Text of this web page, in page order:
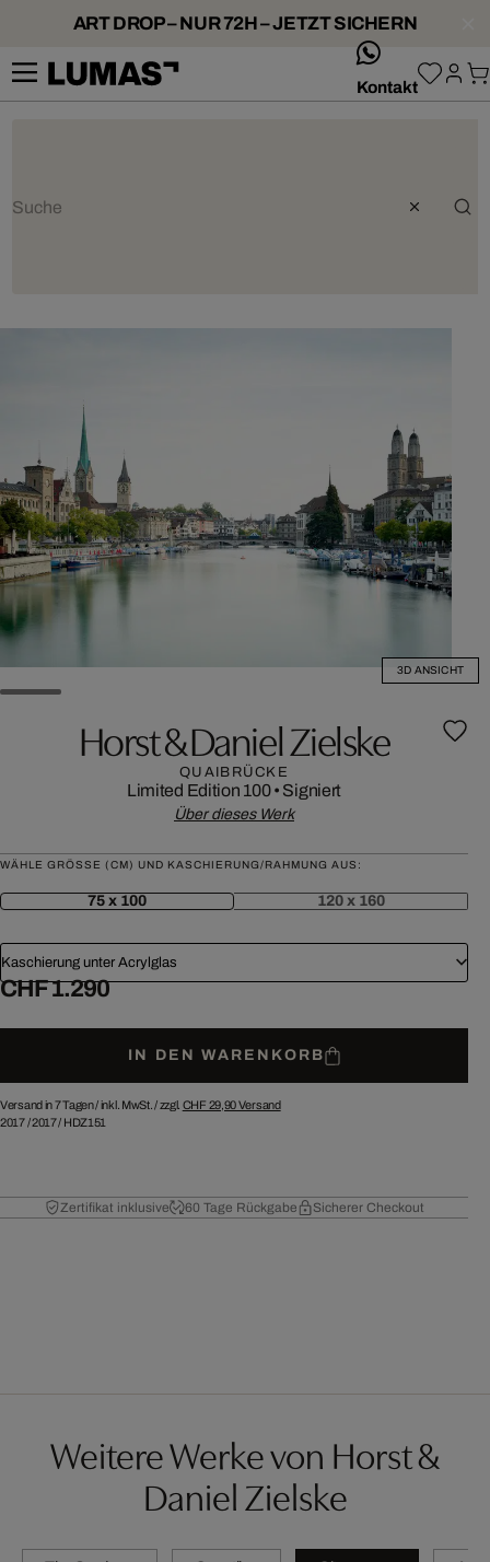
ART DROP – NUR 72H – JETZT SICHERN
Kontakt
3D ANSICHT
Horst & Daniel Zielske
QUAIBRÜCKE
Limited Edition 100• Signiert
Über dieses Werk
WÄHLE GRÖSSE (CM) UND KASCHIERUNG/RAHMUNG AUS:
75 x 100 120 x 160
Kaschierung unter Acrylglas
CHF 1.290
IN DEN WARENKORB
Versand in 7 Tagen /inkl. MwSt. / zzgl. CHF 29,90Versand
2017/2017/ HDZ151
Zertifikat inklusive 60 Tage Rückgabe Sicherer Checkout
Weitere Werke von Horst &
Daniel Zielske